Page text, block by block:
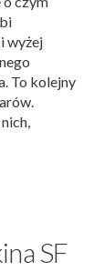
wyżej
To kolejny
SF